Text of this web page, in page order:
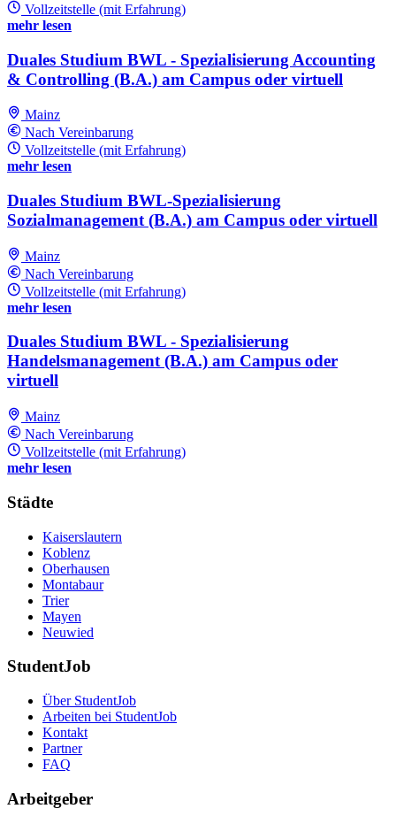
Vollzeitstelle (mit Erfahrung)
mehr lesen
Duales Studium BWL - Spezialisierung Accounting
& Controlling (B.A.) am Campus oder virtuell
Mainz
Nach Vereinbarung
Vollzeitstelle (mit Erfahrung)
mehr lesen
Duales Studium BWL-Spezialisierung
Sozialmanagement (B.A.) am Campus oder virtuell
Mainz
Nach Vereinbarung
Vollzeitstelle (mit Erfahrung)
mehr lesen
Duales Studium BWL - Spezialisierung
Handelsmanagement (B.A.) am Campus oder
virtuell
Mainz
Nach Vereinbarung
Vollzeitstelle (mit Erfahrung)
mehr lesen
Städte
Kaiserslautern
Koblenz
Oberhausen
Montabaur
Trier
Mayen
Neuwied
StudentJob
Über StudentJob
Arbeiten bei StudentJob
Kontakt
Partner
FAQ
Arbeitgeber